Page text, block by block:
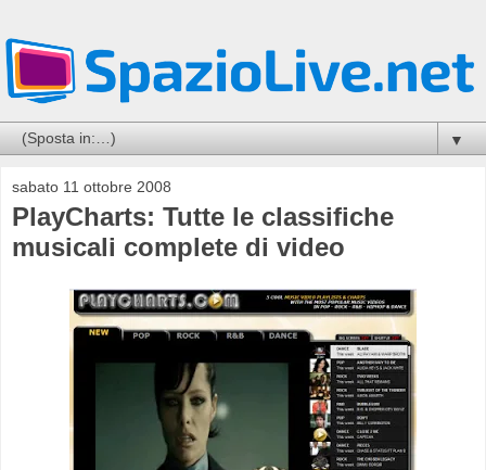
▼
sabato 11 ottobre 2008
PlayCharts: Tutte le classifiche
musicali complete di video